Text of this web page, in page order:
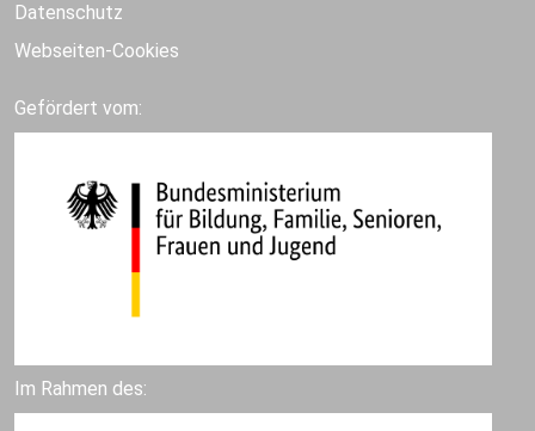
Datenschutz
Webseiten-Cookies
Gefördert vom:
Im Rahmen des: